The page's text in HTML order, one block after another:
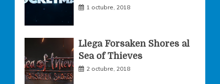
1 octubre, 2018
Llega Forsaken Shores al
Sea of Thieves
2 octubre, 2018